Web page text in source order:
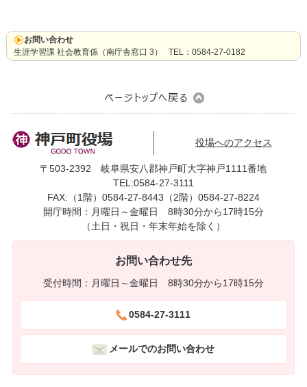
お問い合わせ
生涯学習課 社会教育係（南庁舎窓口 3） TEL：0584-27-0182
役場へのアクセス
〒503-2392 岐阜県安八郡神戸町大字神戸1111番地
TEL:0584-27-3111
FAX:（1階）0584-27-8443（2階）0584-27-8224
開庁時間：月曜日～金曜日 8時30分から17時15分
（土日・祝日・年末年始を除く）
お問い合わせ先
受付時間：月曜日～金曜日 8時30分から17時15分
0584-27-3111
メールでのお問い合わせ